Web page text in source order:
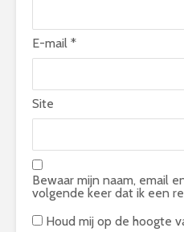
E-mail *
Site
Bewaar mijn naam, email
volgende keer dat ik een
Houd mij op de hoogte